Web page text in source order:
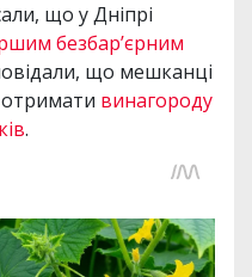
що у Дніпрі
безбар’єрним
що мешканці
отримати винагороду
.